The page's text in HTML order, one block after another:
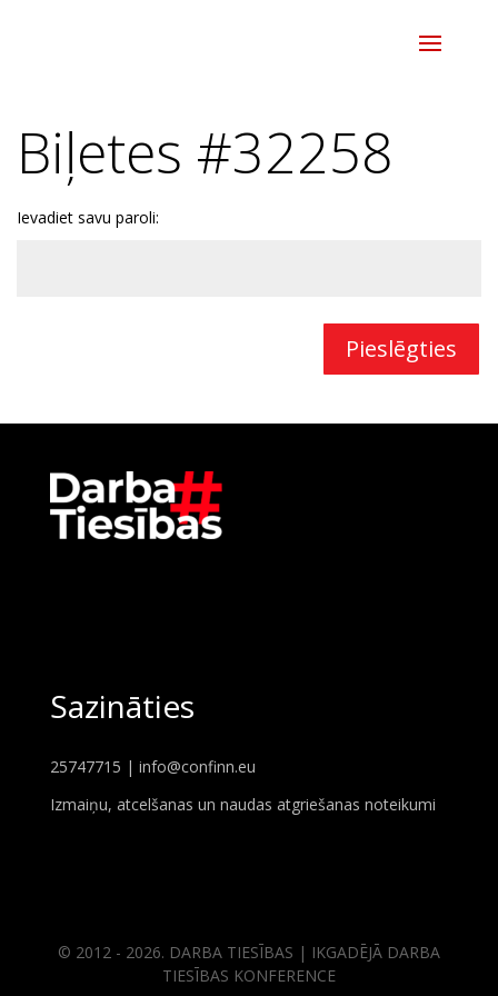
Biļetes #32258
Ievadiet savu paroli:
Pieslēgties
Sazināties
25747715 | info@confinn.eu
Izmaiņu, atcelšanas un naudas atgriešanas noteikumi
© 2012 - 2026. DARBA TIESĪBAS | IKGADĒJĀ DARBA
TIESĪBAS KONFERENCE